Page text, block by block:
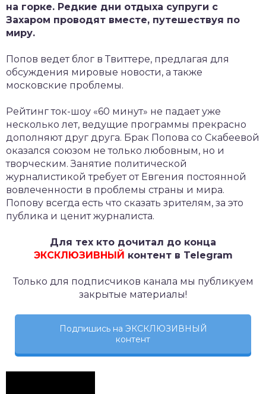
на горке. Редкие дни отдыха супруги с
Захаром проводят вместе, путешествуя по
миру.
Попов ведет блог в Твиттере, предлагая для
обсуждения мировые новости, а также
московские проблемы.
Рейтинг ток-шоу «60 минут» не падает уже
несколько лет, ведущие программы прекрасно
дополняют друг друга. Брак Попова со Скабеевой
оказался союзом не только любовным, но и
творческим. Занятие политической
журналистикой требует от Евгения постоянной
вовлеченности в проблемы страны и мира.
Попову всегда есть что сказать зрителям, за это
публика и ценит журналиста.
Для тех кто дочитал до конца
ЭКСКЛЮЗИВНЫЙ контент в Telegram
Только для подписчиков канала мы публикуем
закрытые материалы!
Подпишись на ЭКСКЛЮЗИВНЫЙ
контент